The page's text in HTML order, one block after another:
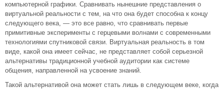
компьютерной графики. Сравнивать нынешние представления о
виртуальной реальности с тем, на что она будет способна к концу
следующего века, — это все равно, что сравнивать первые
примитивные эксперименты с герцевыми волнами с современными
технологиями спутниковой связи. Виртуальная реальность в том
виде, какой она имеет сейчас, не представляет собой серьезной
альтернативы традиционной учебной аудитории как системе
общения, направленной на усвоение знаний.
Такой альтернативой она может стать лишь в следующем веке, когда